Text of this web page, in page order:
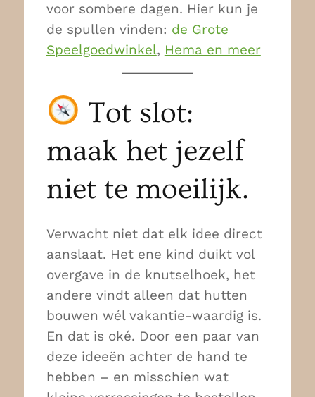
voor sombere dagen. Hier kun je
de spullen vinden: de Grote
Speelgoedwinkel, Hema en meer
Tot slot:
maak het jezelf
niet te moeilijk.
Verwacht niet dat elk idee direct
aanslaat. Het ene kind duikt vol
overgave in de knutselhoek, het
andere vindt alleen dat hutten
bouwen wél vakantie-waardig is.
En dat is oké. Door een paar van
deze ideeën achter de hand te
hebben – en misschien wat